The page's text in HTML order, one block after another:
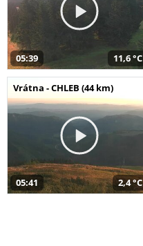
05:39 11,6 °C
Vrátna - CHLEB (44 km)
05:41 2,4 °C